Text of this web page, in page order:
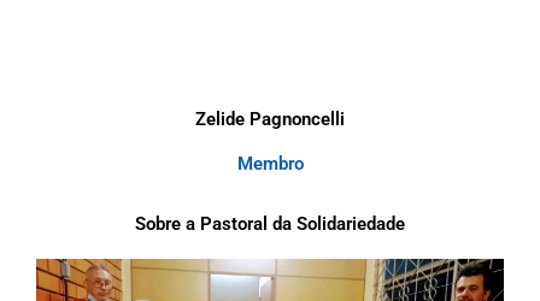
Zelide Pagnoncelli
Membro
Sobre a Pastoral da Solidariedade